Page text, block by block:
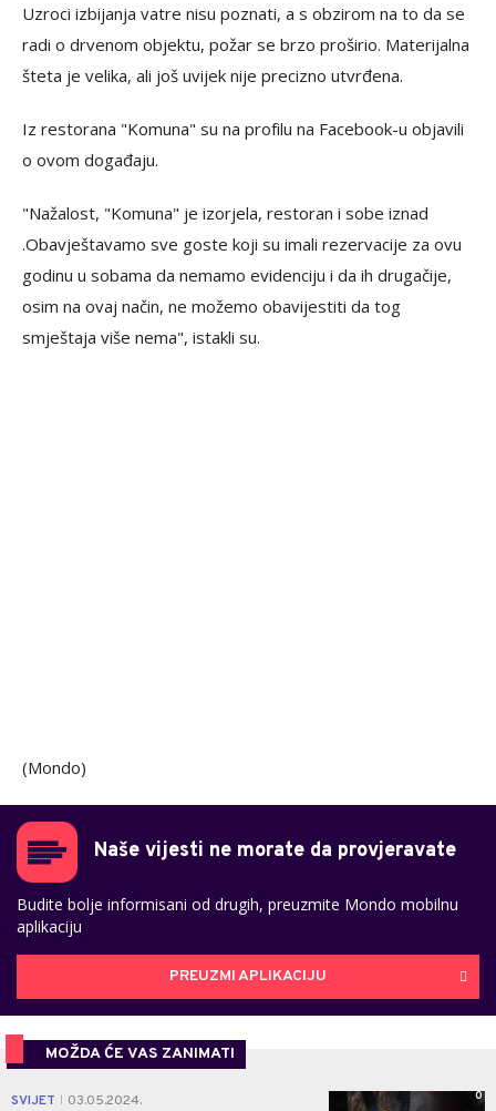
Uzroci izbijanja vatre nisu poznati, a s obzirom na to da se
radi o drvenom objektu, požar se brzo proširio. Materijalna
šteta je velika, ali još uvijek nije precizno utvrđena.
Iz restorana "Komuna" su na profilu na Facebook-u objavili
o ovom događaju.
"Nažalost, "Komuna" je izorjela, restoran i sobe iznad
.Obavještavamo sve goste koji su imali rezervacije za ovu
godinu u sobama da nemamo evidenciju i da ih drugačije,
osim na ovaj način, ne možemo obavijestiti da tog
smještaja više nema", istakli su.
(Mondo)
Naše vijesti ne morate da provjeravate
Budite bolje informisani od drugih, preuzmite Mondo mobilnu
aplikaciju
PREUZMI APLIKACIJU
MOŽDA ĆE VAS ZANIMATI
SVIJET 03.05.2024. 0